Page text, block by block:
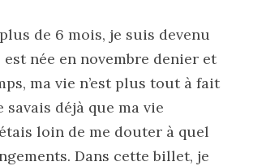
de 6 mois, je suis devenu
née en novembre denier et
ma vie n’est plus tout à fait
savais déjà que ma vie
loin de me douter à quel
Dans cette billet, je